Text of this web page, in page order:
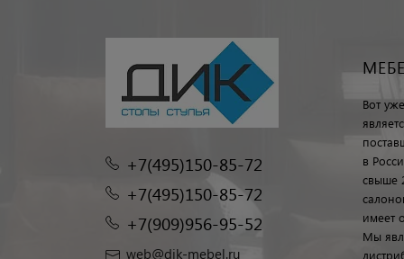
+7(495)150-85-72
+7(495)150-85-72
+7(909)956-95-52
web@dik-mebel.ru
Вот
в
свыше
имеет
Мы